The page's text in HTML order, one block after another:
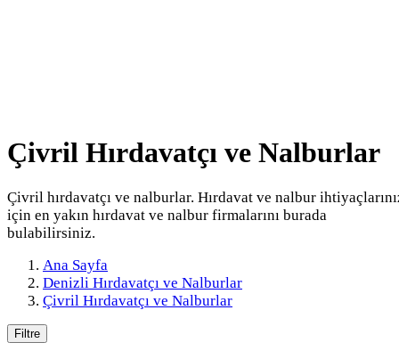
Çivril Hırdavatçı ve Nalburlar
Çivril hırdavatçı ve nalburlar. Hırdavat ve nalbur
için en yakın hırdavat ve nalbur firmalarını burada
bulabilirsiniz.
Ana Sayfa
Denizli Hırdavatçı ve Nalburlar
Çivril Hırdavatçı ve Nalburlar
Filtre